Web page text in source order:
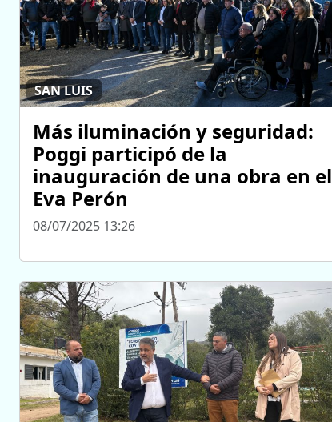
SAN LUIS
Más iluminación y seguridad:
Poggi participó de la
inauguración de una obra en el
Eva Perón
08/07/2025 13:26